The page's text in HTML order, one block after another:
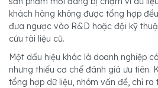
khách hàng không được tổng hợp
đưa ngược vào R&D hoặc đội kỹ
cứu tài liệu cũ.
Một dấu hiệu khác là doanh nghiệp
nhưng thiếu cơ chế đánh giá ưu tiên.
tổng hợp dữ liệu, nhóm vấn đề, chỉ ra